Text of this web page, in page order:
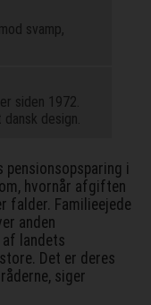
svamp,
siden 1972.
design.
i
hvornår afgiften
falder. Familieejede
anden
landets
Det er deres
siger